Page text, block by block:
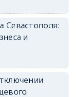
Севастополя:
и